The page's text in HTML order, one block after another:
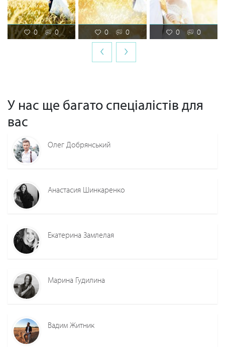
0 0 0 0 0 0
‹ ›
У нас ще багато спеціалістів для
вас
Олег Добрянський
Анастасия Шинкаренко
Екатерина Замлелая
Марина Гудилина
Вадим Житник